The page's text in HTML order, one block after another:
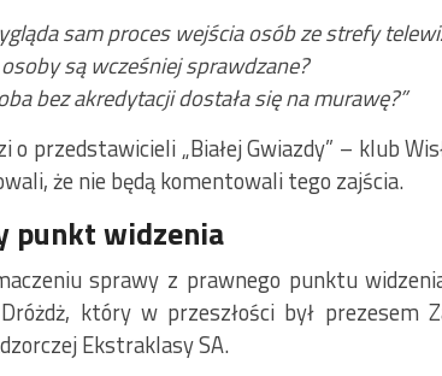
sam proces wejścia osób ze strefy
są wcześniej sprawdzane?
bez akredytacji dostała się na murawę?”
o przedstawicieli „Białej Gwiazdy” – klub
że nie będą komentowali tego zajścia.
punkt widzenia
sprawy z prawnego punktu
który w przeszłości był prezesem
Ekstraklasy SA.